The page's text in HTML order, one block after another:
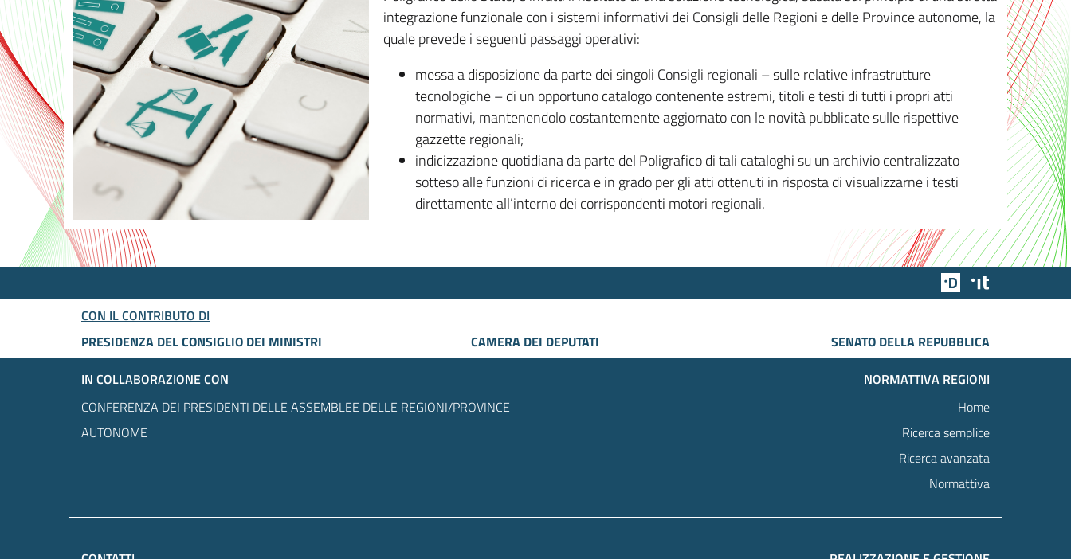
integrazione funzionale con i sistemi informativi dei Consigli delle Regioni e delle Province autonome, la
quale prevede i seguenti passaggi operativi:
messa a disposizione da parte dei singoli Consigli regionali – sulle relative infrastrutture
tecnologiche – di un opportuno catalogo contenente estremi, titoli e testi di tutti i propri atti
normativi, mantenendolo costantemente aggiornato con le novità pubblicate sulle rispettive
gazzette regionali;
indicizzazione quotidiana da parte del Poligrafico di tali cataloghi su un archivio centralizzato
sotteso alle funzioni di ricerca e in grado per gli atti ottenuti in risposta di visualizzarne i testi
direttamente all’interno dei corrispondenti motori regionali.
Team Digitale
CON IL CONTRIBUTO DI
PRESIDENZA DEL CONSIGLIO DEI MINISTRI
CAMERA DEI DEPUTATI
SENATO DELLA REPUBBLICA
IN COLLABORAZIONE CON
CONFERENZA DEI PRESIDENTI DELLE ASSEMBLEE DELLE REGIONI/PROVINCE
AUTONOME
NORMATTIVA REGIONI
Home
Ricerca semplice
Ricerca avanzata
Normattiva